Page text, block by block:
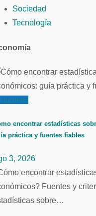
Sociedad
Tecnología
encontrar estadísticas
práctica y fuentes fiables
3, 2026
encontrar
Fuentes y
sobre…